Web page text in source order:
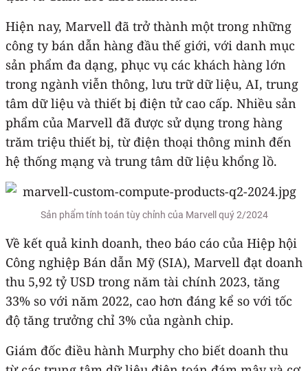
Hiện nay, Marvell đã trở thành một trong những
công ty bán dẫn hàng đầu thế giới, với danh mục
sản phẩm đa dạng, phục vụ các khách hàng lớn
trong ngành viễn thông, lưu trữ dữ liệu, AI, trung
tâm dữ liệu và thiết bị điện tử cao cấp. Nhiều sản
phẩm của Marvell đã được sử dụng trong hàng
trăm triệu thiết bị, từ điện thoại thông minh đến
hệ thống mạng và trung tâm dữ liệu khổng lồ.
Sản phẩm tính toán tùy chỉnh của Marvell quý 2/2024
Về kết quả kinh doanh, theo báo cáo của Hiệp hội
Công nghiệp Bán dẫn Mỹ (SIA), Marvell đạt doanh
thu 5,92 tỷ USD trong năm tài chính 2023, tăng
33% so với năm 2022, cao hơn đáng kể so với tốc
độ tăng trưởng chỉ 3% của ngành chip.
Giám đốc điều hành Murphy cho biết doanh thu